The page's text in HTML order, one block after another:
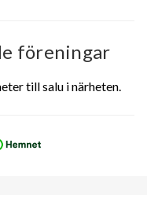
föreningar
till salu i närheten.